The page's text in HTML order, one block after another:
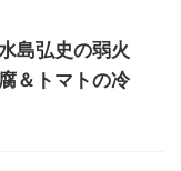
島弘史の弱火
＆トマトの冷